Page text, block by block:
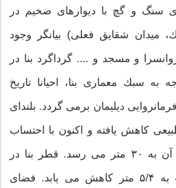
سنگ و گچ با دیوارهای ضخیم در
میدان شقایق فعلی) بیانگر وجود
و مسجد و .... گرداگرد بنا در
به سبك معماری بنا، احیانا تاریخ
دیلیمان برمی گردد. بلندای
كاهش یافته و اكنون با احتساب
پایه سنگی، ارتفاع آن به ۳۰ متر می رسد. قطر بنا در
پائین ترین قسمت به ۵/۴ متر كاهش می یابد. فضای